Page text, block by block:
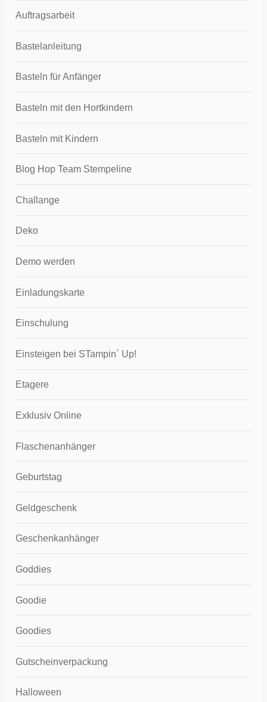
Auftragsarbeit
Bastelanleitung
Basteln für Anfänger
Basteln mit den Hortkindern
Basteln mit Kindern
Blog Hop Team Stempeline
Challange
Deko
Demo werden
Einladungskarte
Einschulung
Einsteigen bei STampin´ Up!
Etagere
Exklusiv Online
Flaschenanhänger
Geburtstag
Geldgeschenk
Geschenkanhänger
Goddies
Goodie
Goodies
Gutscheinverpackung
Halloween